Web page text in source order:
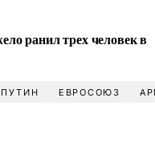
ранил трех человек в
ЕВРОСОЮЗ